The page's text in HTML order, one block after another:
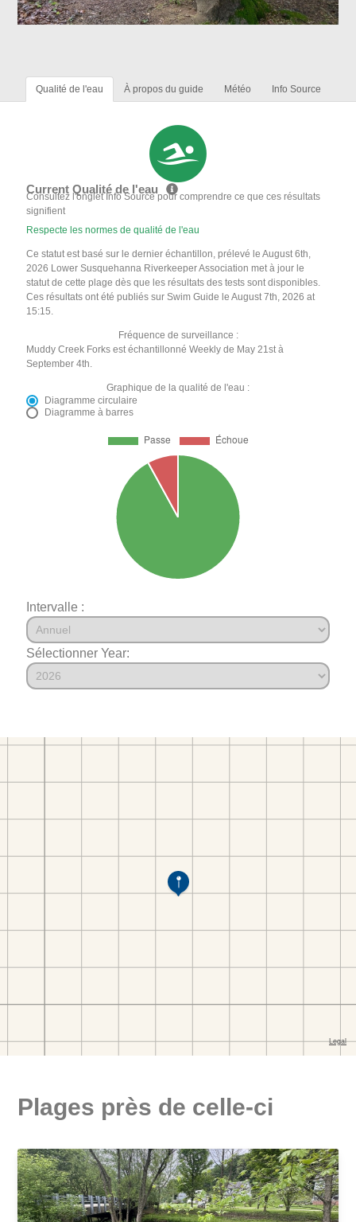
Qualité de l'eau À propos du guide Météo Info Source
Current Qualité de l'eau
Consultez l'onglet Info Source pour comprendre ce que ces résultats
signifient
Respecte les normes de qualité de l'eau
Ce statut est basé sur le dernier échantillon, prélevé le August 6th,
2026 Lower Susquehanna Riverkeeper Association met à jour le
statut de cette plage dès que les résultats des tests sont disponibles.
Ces résultats ont été publiés sur Swim Guide le August 7th, 2026 at
15:15.
Fréquence de surveillance :
Muddy Creek Forks est échantillonné Weekly de May 21st à
September 4th.
Graphique de la qualité de l'eau :
Diagramme circulaire
Diagramme à barres
Intervalle :
Sélectionner Year:
Plages près de celle-ci